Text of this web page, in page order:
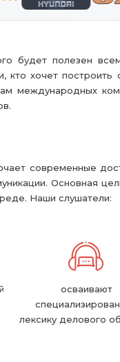
будет полезен
кто хочет
международных
современные
Основная
Наши слушатели:
осваивают
лексику делового